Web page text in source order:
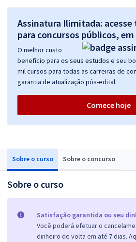
Sobre o curso Sobre o concurso
Sobre o curso
Satisfação garantida ou seu
Você poderá efetuar o
dinheiro de volta em até 7 dias.
Assinatura Ilimitada: acesse
para concursos públicos,
O melhor custo
benefício para os seus estudos e seu
mil cursos para todas as carreiras de
garantia de atualização pós-edital.
Comece hoje